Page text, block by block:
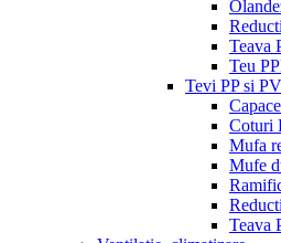
Teava
Teu
Tevi PP si
Capace
Coturi
Mufa
Mufe
Teava